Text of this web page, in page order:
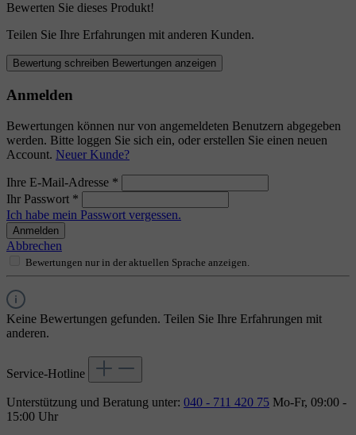
Bewerten Sie dieses Produkt!
Teilen Sie Ihre Erfahrungen mit anderen Kunden.
Bewertung schreiben Bewertungen anzeigen
Anmelden
Bewertungen können nur von angemeldeten Benutzern abgegeben
werden. Bitte loggen Sie sich ein, oder erstellen Sie einen neuen
Account. Neuer Kunde?
Ihre E-Mail-Adresse *
Ihr Passwort *
Ich habe mein Passwort vergessen.
Anmelden
Abbrechen
Bewertungen nur in der aktuellen Sprache anzeigen.
Keine Bewertungen gefunden. Teilen Sie Ihre Erfahrungen mit
anderen.
Service-Hotline
Unterstützung und Beratung unter: 040 - 711 420 75 Mo-Fr, 09:00 -
15:00 Uhr